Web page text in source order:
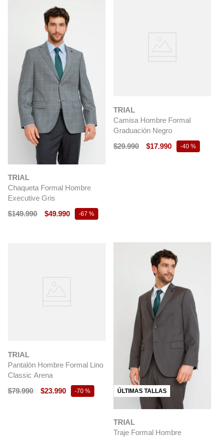
TRIAL
Chaqueta Formal Hombre
Executive Gris
$149.990 $49.990 -67 %
TRIAL
Camisa Hombre Formal
Graduación Negro
$29.990 $17.990 -40 %
TRIAL
Pantalón Hombre Formal Lino
Classic Arena
$79.990 $23.990 -70 % ÚLTIMAS TALLAS
TRIAL
Traje Formal Hombre